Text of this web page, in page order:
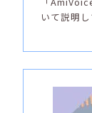
いて説明し